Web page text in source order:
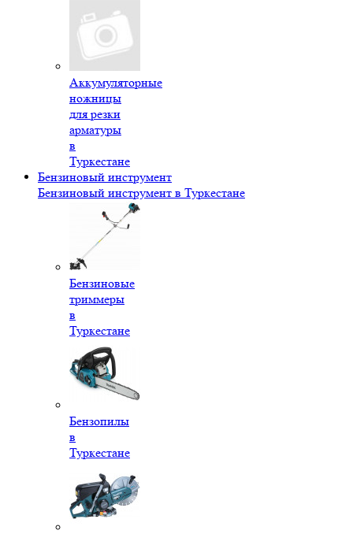
Аккумуляторные
ножницы
для резки
арматуры
в
Туркестане
Бензиновый инструмент
Бензиновый инструмент в Туркестане
Бензиновые
триммеры
в
Туркестане
Бензопилы
в
Туркестане